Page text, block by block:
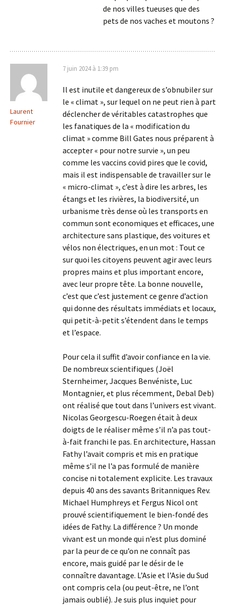
de nos villes tueuses que des
pets de nos vaches et moutons ?
Laurent
Fournier
7 juin 2024 à 1:39 pm
Il est inutile et dangereux de s’obnubiler sur
le « climat », sur lequel on ne peut rien à part
déclencher de véritables catastrophes que
les fanatiques de la « modification du
climat » comme Bill Gates nous préparent à
accepter « pour notre survie », un peu
comme les vaccins covid pires que le covid,
mais il est indispensable de travailler sur le
« micro-climat », c’est à dire les arbres, les
étangs et les rivières, la biodiversité, un
urbanisme très dense où les transports en
commun sont economiques et efficaces, une
architecture sans plastique, des voitures et
vélos non électriques, en un mot : Tout ce
sur quoi les citoyens peuvent agir avec leurs
propres mains et plus important encore,
avec leur propre tête. La bonne nouvelle,
c’est que c’est justement ce genre d’action
qui donne des résultats immédiats et locaux,
qui petit-à-petit s’étendent dans le temps
et l’espace.
Pour cela il suffit d’avoir confiance en la vie.
De nombreux scientifiques (Joël
Sternheimer, Jacques Benvéniste, Luc
Montagnier, et plus récemment, Debal Deb)
ont réalisé que tout dans l’univers est vivant.
Nicolas Georgescu-Roegen était à deux
doigts de le réaliser même s’il n’a pas tout-
à-fait franchi le pas. En architecture, Hassan
Fathy l’avait compris et mis en pratique
même s’il ne l’a pas formulé de manière
concise ni totalement explicite. Les travaux
depuis 40 ans des savants Britanniques Rev.
Michael Humphreys et Fergus Nicol ont
prouvé scientifiquement le bien-fondé des
idées de Fathy. La différence ? Un monde
vivant est un monde qui n’est plus dominé
par la peur de ce qu’on ne connaît pas
encore, mais guidé par le désir de le
connaître davantage. L’Asie et l’Asie du Sud
ont compris cela (ou peut-être, ne l’ont
jamais oublié). Je suis plus inquiet pour